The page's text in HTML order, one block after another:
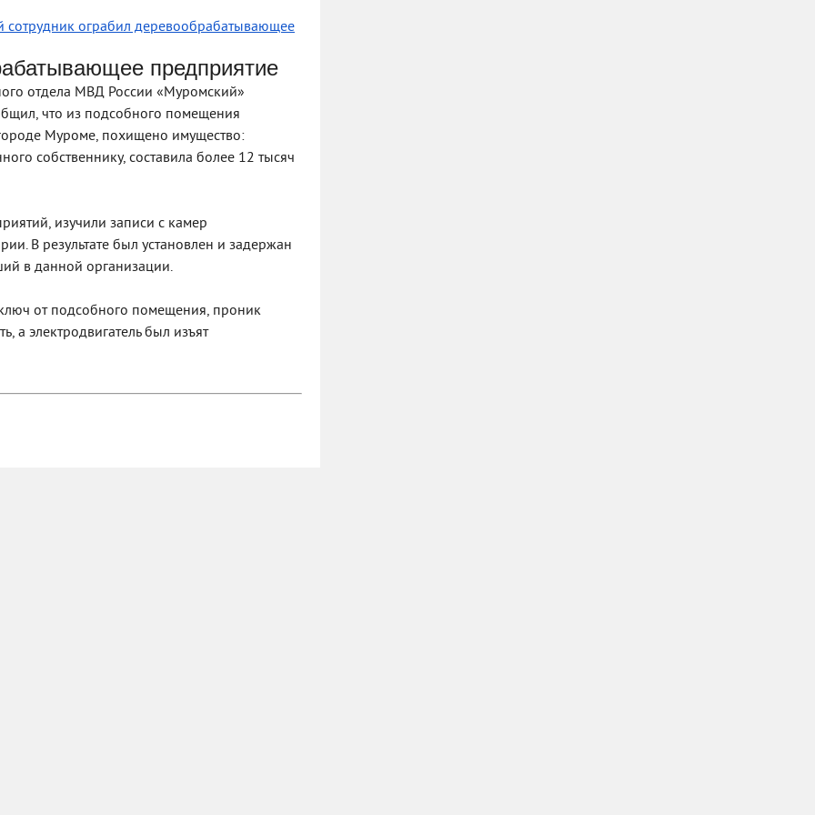
ограбил деревообрабатывающее
предприятие
отдела МВД России «Муромский»
что из подсобного помещения
Муроме, похищено имущество:
собственнику, составила более 12 тысяч
изучили записи с камер
В результате был установлен и задержан
в данной организации.
от подсобного помещения, проник
а электродвигатель был изъят